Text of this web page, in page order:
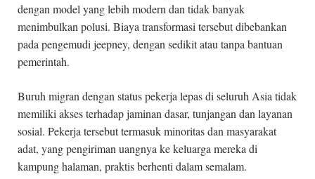
dengan model yang lebih modern dan tidak banyak
menimbulkan polusi. Biaya transformasi tersebut dibebankan
pada pengemudi jeepney, dengan sedikit atau tanpa bantuan
pemerintah.
Buruh migran dengan status pekerja lepas di seluruh Asia tidak
memiliki akses terhadap jaminan dasar, tunjangan dan layanan
sosial. Pekerja tersebut termasuk minoritas dan masyarakat
adat, yang pengiriman uangnya ke keluarga mereka di
kampung halaman, praktis berhenti dalam semalam.